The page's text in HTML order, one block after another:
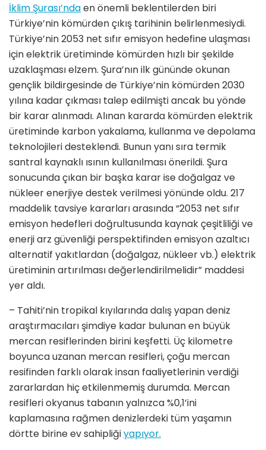
İklim Şurası’ndaen önemli beklentilerden biri
Türkiye’nin kömürden çıkış tarihinin belirlenmesiydi.
Türkiye’nin 2053 net sıfır emisyon hedefine ulaşması
için elektrik üretiminde kömürden hızlı bir şekilde
uzaklaşması elzem. Şura’nın ilk gününde okunan
gençlik bildirgesinde de Türkiye’nin kömürden 2030
yılına kadar çıkması talep edilmişti ancak bu yönde
bir karar alınmadı. Alınan kararda kömürden elektrik
üretiminde karbon yakalama, kullanma ve depolama
teknolojileri desteklendi. Bunun yanı sıra termik
santral kaynaklı ısının kullanılması önerildi. Şura
sonucunda çıkan bir başka karar ise doğalgaz ve
nükleer enerjiye destek verilmesi yönünde oldu. 217
maddelik tavsiye kararları arasında “2053 net sıfır
emisyon hedefleri doğrultusunda kaynak çeşitliliği ve
enerji arz güvenliği perspektifinden emisyon azaltıcı
alternatif yakıtlardan (doğalgaz, nükleer vb.) elektrik
üretiminin artırılması değerlendirilmelidir” maddesi
yer aldı.
– Tahiti’nin tropikal kıyılarında dalış yapan deniz
araştırmacıları şimdiye kadar bulunan en büyük
mercan resiflerinden birini keşfetti. Üç kilometre
boyunca uzanan mercan resifleri, çoğu mercan
resifinden farklı olarak insan faaliyetlerinin verdiği
zararlardan hiç etkilenmemiş durumda. Mercan
resifleri okyanus tabanın yalnızca %0,1’ini
kaplamasına rağmen denizlerdeki tüm yaşamın
dörtte birine ev sahipliğiyapıyor.